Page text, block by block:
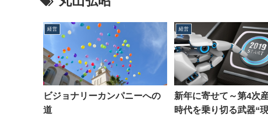
経営
ビジョナリーカンパニーへの
道
経営
新年に寄せて～第4次
時代を乗り切る武器“